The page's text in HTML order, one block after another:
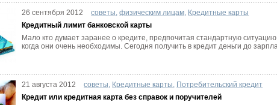
26 сентября 2012 советы,физическим лицам, Кредитные карты
Кредитный лимит банковской карты
Мало кто думает заранее о кредите, предпочитая стандартную
когда они очень необходимы. Сегодня получить в кредит деньги до
21 августа 2012 советы, Кредитные карты, Потребительский кредит
Кредит или кредитная карта без справок и поручителей